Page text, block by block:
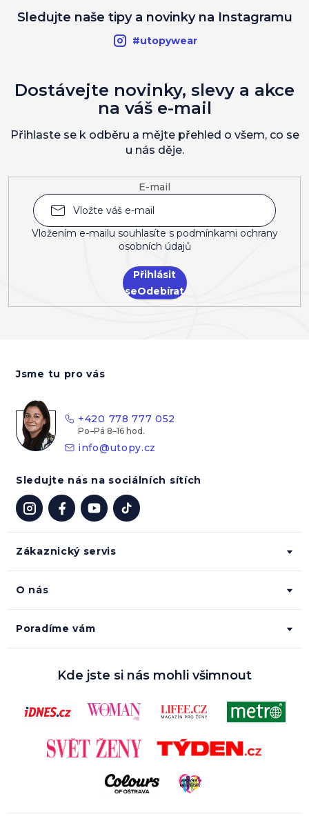
Sledujte naše tipy a novinky na Instagramu
#utopywear
E-mail
Vložením e-mailu souhlasíte s podmínkami ochrany
osobních údajů
Přihlásit
se
Dostávejte novinky, slevy a akce
na váš e-mail
Přihlaste se k odběru a mějte přehled o všem, co se
u nás děje.
Zákaznický servis
O nás
Poradíme vám
Jsme tu pro vás
+420 778 777 052
info@utopy.cz
Sledujte nás na sociálních sítích
Kde jste si nás mohli všimnout